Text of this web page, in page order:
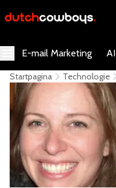
E-mail Marketing AI
Startpagina Technologie